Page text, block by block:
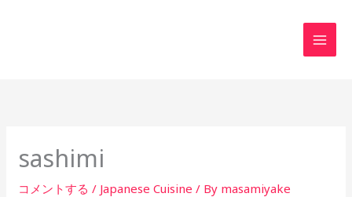
sashimi
コメントする / Japanese Cuisine / By masamiyake